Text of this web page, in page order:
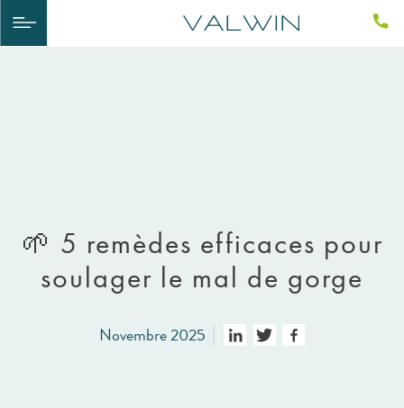
​🌱​​ 5 remèdes efficaces pour
soulager le mal de gorge
Novembre 2025